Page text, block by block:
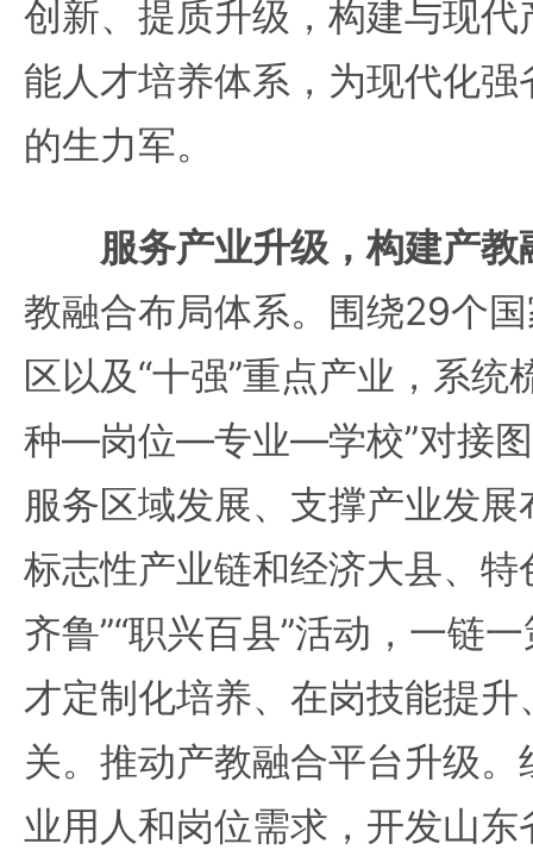
创新、提质升级，构建与现
能人才培养体系，为现代化
的生力军。
服务产业升级，构建产
教融合布局体系。围绕29个
区以及“十强”重点产业，系
种—岗位—专业—学校”对接图
服务区域发展、支撑产业发
标志性产业链和经济大县、特
齐鲁”“职兴百县”活动，一链
才定制化培养、在岗技能提
关。推动产教融合平台升级
业用人和岗位需求，开发山